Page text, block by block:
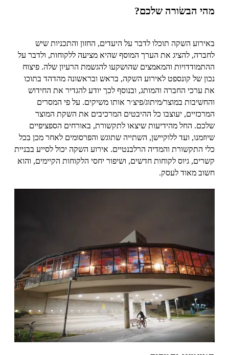
מהי הבשׂורה שלכם?
באירוע השקה תוכלו לדבר על היעדים, החזון והתכניות שיש
לחברה, להציג את הערך המוסף שהיא מציעה ללקוחות, ולדבר על
ההתמודדויות והמאמצים שהושקעו להגשמת הרעיון שלה. פיצוח
נכון של קונספט לאירוע השקה, בראש ובראשונה מהדהד בתוכו
את ערכי החברה והמותג, ובנוסף לכך יודע להגדיר את החידוש
והחשיבות במוצר/מיתוג/פיצ׳ר אותו משיקים. על פי המסרים
המרכזיים, יעוצבו כל ההיבטים המרכיבים את השקת המוצר
שלכם. החל מהידיעות שיצאו לתקשורת, באורחים הספציפיים
שיוזמנו, ועד ללוקיישן, השתייה שתוגש והפרסומים לאחר מכן בכל
כלי התקשורת והמדיה הרלבנטיים. אירוע השקה יכול לסייע בבניית
קשרים, גיוס לקוחות חדשים, ושיפור יחסי הלקוחות הקיימים, והוא
חשוב מאוד לעסק.